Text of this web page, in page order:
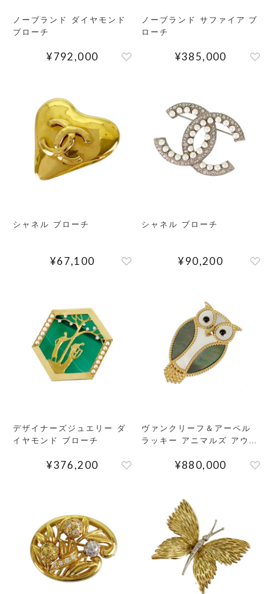
商品ランク
検索する リセット
ノーブランド ダイヤモンド
ブローチ
¥792,000
ノーブランド サファイア ブ
ローチ
¥385,000
シャネル ブローチ
¥67,100
シャネル ブローチ
¥90,200
デザイナーズジュエリー ダ
イヤモンド ブローチ
¥376,200
ヴァンクリーフ＆アーペル
ラッキー アニマルズ アウル
¥880,000